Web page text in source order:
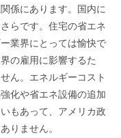
係にあります。国内に
らです。住宅の省エネ
業界にとっては愉快で
の雇用に影響するた
ん。エネルギーコスト
化や省エネ設備の追加
もあって、アメリカ政
りません。